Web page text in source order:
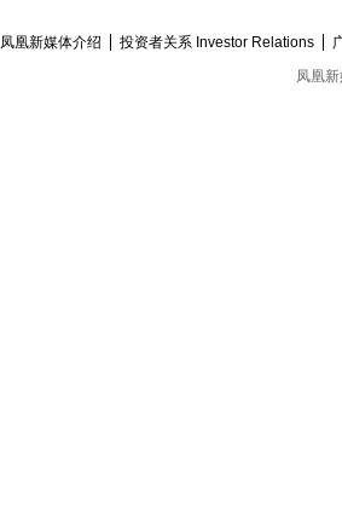
凤凰新媒体介绍 投资者关系 Investor Relations
凤凰